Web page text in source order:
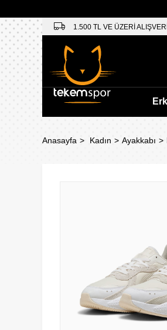
1.500 TL VE ÜZERİ
Anasayfa Kadın Ayakkabı